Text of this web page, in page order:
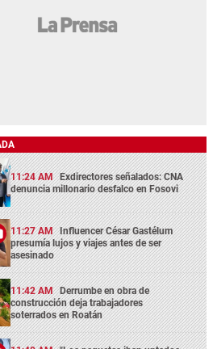
11:24 AM Exdirectores señalados: CNA
denuncia millonario desfalco en Fosovi
11:27 AM Influencer César Gastélum
presumía lujos y viajes antes de ser
asesinado
11:42 AM Derrumbe en obra de
construcción deja trabajadores
soterrados en Roatán